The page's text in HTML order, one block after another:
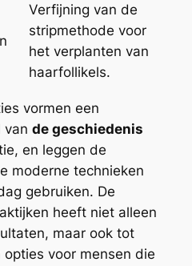
Verfijning van de
stripmethode voor
het verplanten van
haarfollikels.
vormen een
van de geschiedenis
en leggen de
moderne technieken
gebruiken. De
heeft niet alleen
maar ook tot
voor mensen die